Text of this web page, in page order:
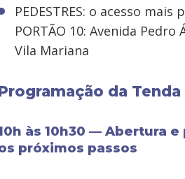
PEDESTRES: o acesso
PORTÃO 10: Avenida Pedro
Vila Mariana
da
às 10h30 — Abertura e
próximos passos